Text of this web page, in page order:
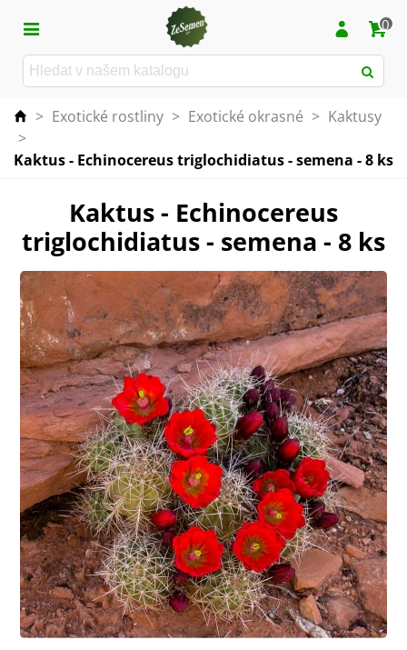
0
> Exotické rostliny > Exotické okrasné > Kaktusy
>
Kaktus - Echinocereus triglochidiatus - semena - 8 ks
Kaktus - Echinocereus
triglochidiatus - semena - 8 ks